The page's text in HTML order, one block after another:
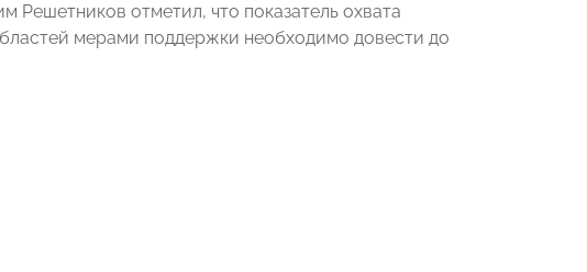
Решетников отметил, что показатель охвата
мерами поддержки необходимо довести до